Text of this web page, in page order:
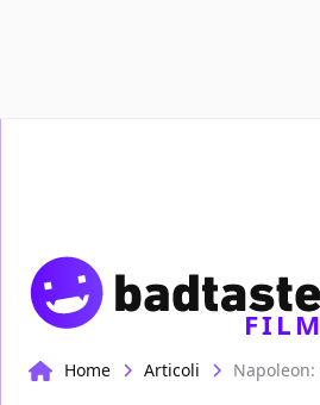
FILM
Home Articoli